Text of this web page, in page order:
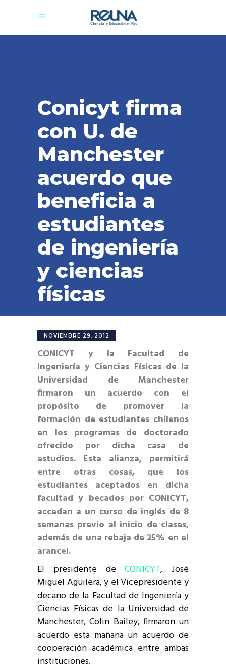
Conicyt firma
con U. de
Manchester
acuerdo que
beneficia a
estudiantes
de ingeniería
y ciencias
físicas
NOVIEMBRE 29, 2012
CONICYT y la Facultad de
Ingeniería y Ciencias Físicas de la
Universidad de Manchester
firmaron un acuerdo con el
propósito de promover la
formación de estudiantes chilenos
en los programas de doctorado
ofrecido por dicha casa de
estudios. Esta alianza, permitirá
entre otras cosas, que los
estudiantes aceptados en dicha
facultad y becados por CONICYT,
accedan a un curso de inglés de 8
semanas previo al inicio de clases,
además de una rebaja de 25% en el
arancel.
El presidente deCONICYT, José
Miguel Aguilera, y el Vicepresidente y
decano de la Facultad de Ingeniería y
Ciencias Físicas de la Universidad de
Manchester, Colin Bailey, firmaron un
acuerdo esta mañana un acuerdo de
cooperación académica entre ambas
instituciones.